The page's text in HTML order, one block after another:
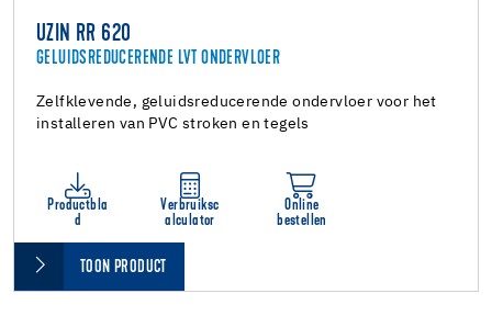
UZIN RR 620
GELUIDSREDUCERENDE LVT ONDERVLOER
Zelfklevende, geluidsreducerende ondervloer voor het
installeren van PVC stroken en tegels
Productbla
d
Verbruiksc
alculator
Online
bestellen
TOON PRODUCT